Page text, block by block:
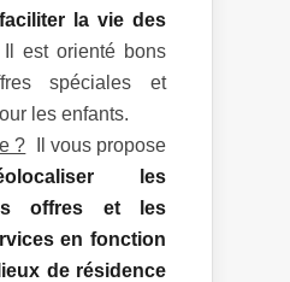
faciliter la vie des
Il est orienté bons
spéciales et
les enfants.
? Il vous propose
les
offres et les
en fonction
de résidence